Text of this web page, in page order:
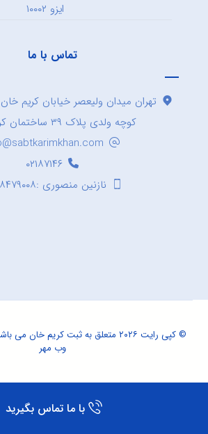
ایزو ۱۰۰۰۲
تماس با ما
تهران میدان ولیعصر خیابان کریم
کوچه ولدی پلاک ۳۹ ساختمان کریم خان
۰۲۱۸۷۱۴۶
نازنین منصوری :۰۹۱۲۸۴۷۹۰۰۸
© کپی رایت ۲۰۲۶ متعلق به ثبت کریم خان می باشد.
وب مهر
با ما تماس بگیرید